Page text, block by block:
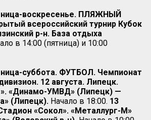
воскресенье. ПЛЯЖНЫЙ
всероссийский турнир Кубок
р-н. База отдыха
в 14:00 (пятница) и 10:00
суббота. ФУТБОЛ. Чемпионат
12 августа. Липецк.
«Динамо-УМВД» (Липецк) —
(Липецк). Начало в 18:00. 13
«Сокол». «Металлург-М»